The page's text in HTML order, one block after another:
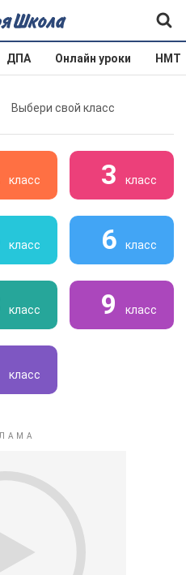
ДПА Онлайн уроки НМТ
Выбери свой класс
класс 3 класс
класс 6 класс
класс 9 класс
класс